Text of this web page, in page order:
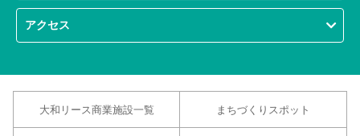
アクセス
大和リース商業施設一覧 まちづくりスポット